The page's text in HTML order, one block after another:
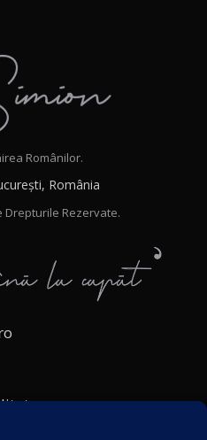
Românilor.
România
Drepturile Rezervate.